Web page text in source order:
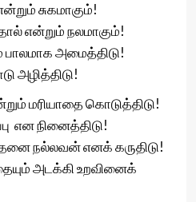
சுகமாகும்!
என்றும் நலமாகும்!
பாலமாக அமைத்திடு!
அழித்திடு!
மரியாதை கொடுத்திடு!
என நினைத்திடு!
நல்லவன் எனக் கருதிடு!
அடக்கி உறவினைக்